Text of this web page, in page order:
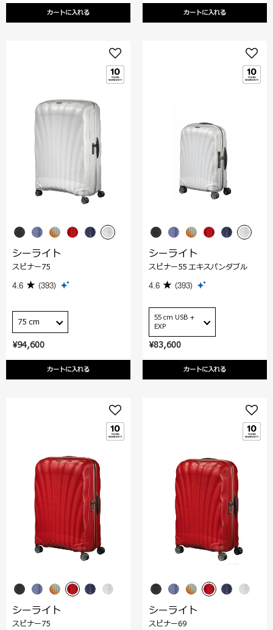
カートに入れる カートに入れる
¥94,600
カートに入れる
シーライト
スピナー75
4.6 (393)
75 cm
¥83,600
カートに入れる
シーライト
スピナー55 エキスパンダブル
4.6 (393)
55 cm USB +
EXP
シーライト
スピナー75
シーライト
スピナー69